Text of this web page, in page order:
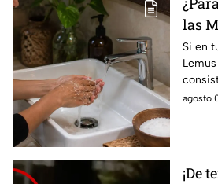
las
Este
Si en
con
agosto
¡De